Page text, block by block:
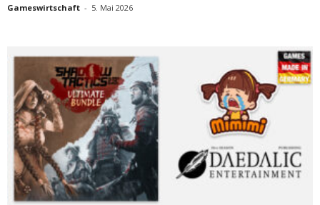
Gameswirtschaft - 5. Mai 2026